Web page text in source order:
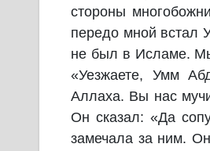
стороны
передо мной встал
не был в Исламе.
«Уезжаете, Умм
Аллаха. Вы нас
Он сказал: «Да
замечала за ним.